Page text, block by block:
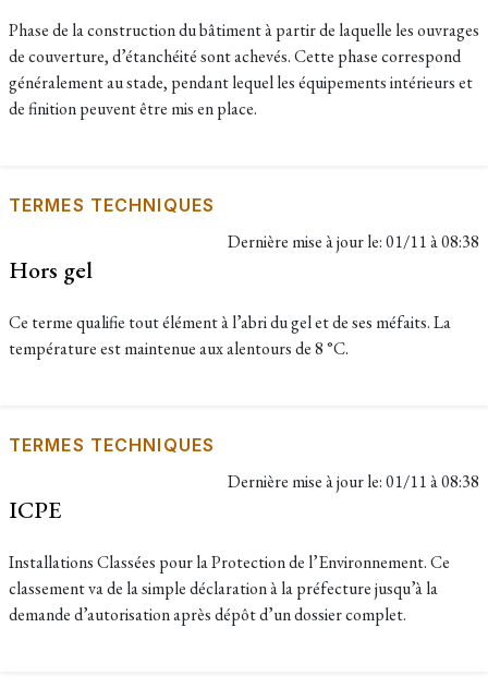
Phase de la construction du bâtiment à partir de laquelle les ouvrages
de couverture, d’étanchéité sont achevés. Cette phase correspond
généralement au stade, pendant lequel les équipements intérieurs et
de finition peuvent être mis en place.
TERMES TECHNIQUES
Dernière mise à jour le:01/11 à 08:38
Hors gel
Ce terme qualifie tout élément à l’abri du gel et de ses méfaits. La
température est maintenue aux alentours de 8 °C.
TERMES TECHNIQUES
Dernière mise à jour le:01/11 à 08:38
ICPE
Installations Classées pour la Protection de l’Environnement. Ce
classement va de la simple déclaration à la préfecture jusqu’à la
demande d’autorisation après dépôt d’un dossier complet.